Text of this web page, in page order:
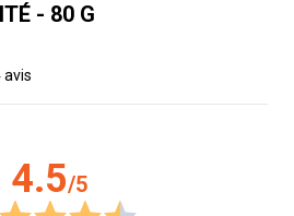
- 80 G
avis
4.5/5